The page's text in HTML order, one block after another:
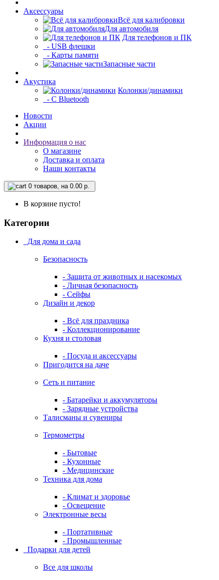
Аксессуары
Всё для калибровки
Для автомобиля
Для телефонов и ПК
- USB флешки
- Карты памяти
Запасные части
Акустика
Колонки/динамики
- С Bluetooth
Новости
Акции
Информация о нас
О магазине
Доставка и оплата
Наши контакты
0 товаров, на 0.00 р.
В корзине пусто!
Категории
Для дома и сада
Безопасность
- Защита от животных и насекомых
- Личная безопасность
- Сейфы
Дизайн и декор
- Всё для праздника
- Коллекционирование
Кухня и столовая
- Посуда и аксессуары
Пригодится на даче
Сеть и питание
- Батарейки и аккумуляторы
- Зарядные устройства
Талисманы и сувениры
Термометры
- Бытовые
- Кухонные
- Медицинские
Техника для дома
- Климат и здоровье
- Освещение
Электронные весы
- Портативные
- Промышленные
Подарки для детей
Все для школы